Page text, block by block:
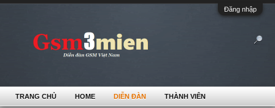
Đăng nhập
TRANG CHỦ HOME DIỄN ĐÀN THÀNH VIÊN